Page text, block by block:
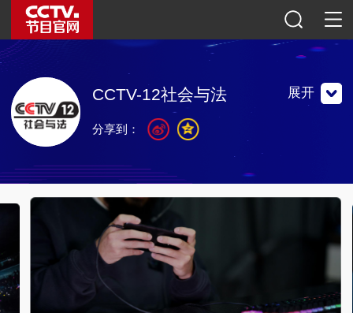
CCTV-12社会与法
播出道德和法制类节目的专业频道。
联系地址：中国北京市朝阳区光华路甲一号院社会与法频道
微信公众号
展开
分享到：